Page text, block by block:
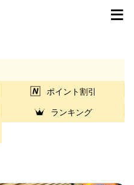
ポイント割引
ランキング